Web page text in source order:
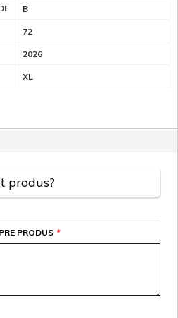
B
72
2026
XL
produs?
*
PRODUS